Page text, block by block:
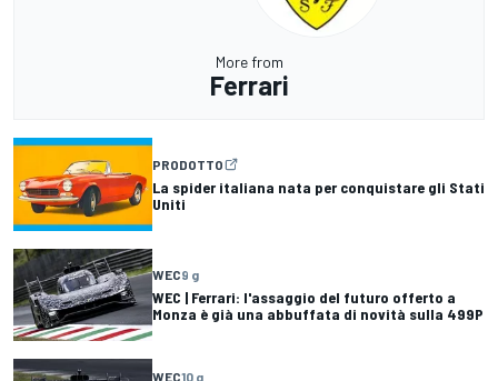
More from
Ferrari
PRODOTTO
La spider italiana nata per conquistare gli Stati
Uniti
WEC9 g
WEC | Ferrari: l'assaggio del futuro offerto a
Monza è già una abbuffata di novità sulla 499P
WEC10 g